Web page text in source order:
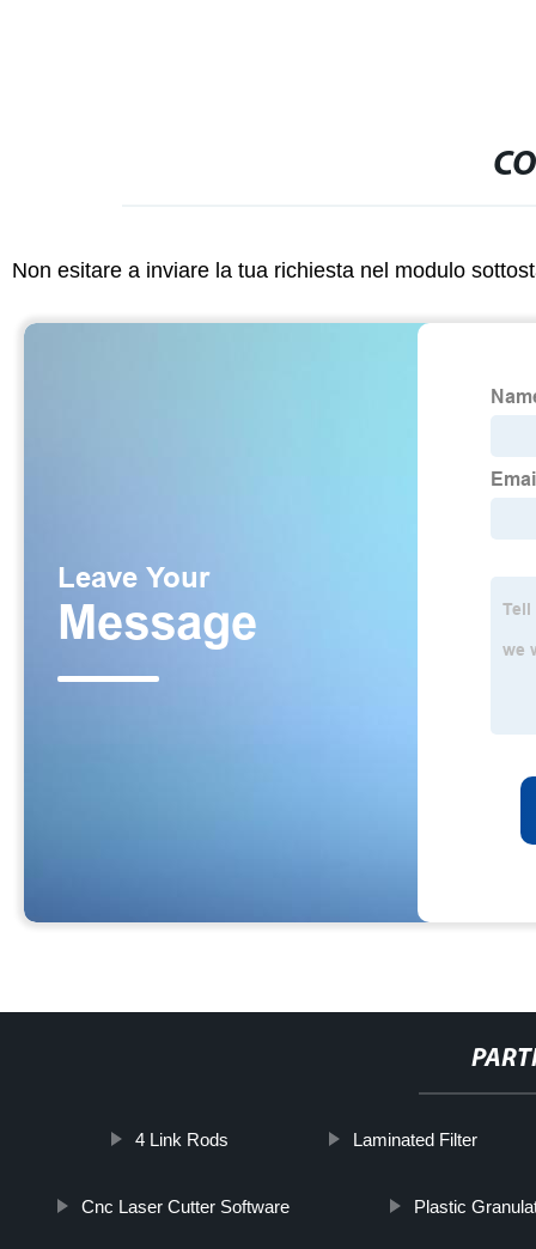
Non esitare a inviare la tua richiesta nel modulo
4 Link Rods Laminated Filter
Cnc Laser Cutter Software Plastic